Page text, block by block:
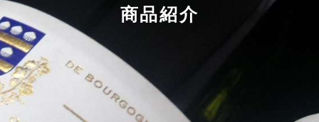
商品紹介